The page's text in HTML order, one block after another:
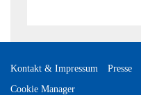
Kontakt & Impressum Presse
Cookie Manager